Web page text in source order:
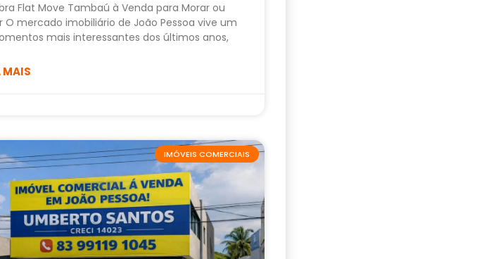
Flat Move Tambaú à Venda para Morar ou
O mercado imobiliário de João Pessoa vive um
mais interessantes dos últimos anos,
MAIS
IMÓVEIS COMERCIAIS